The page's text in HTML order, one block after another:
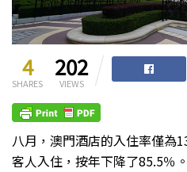
4
SHARES
202
VIEWS
八月，澳門酒店的入住率僅為
客人入住，按年下降了85.5％。